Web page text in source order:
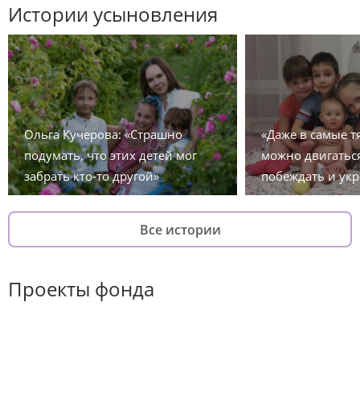
Истории усыновления
Ольга Кучерова: «Страшно
подумать, что этих детей мог
забрать кто-то другой»
«Даже в самые
можно
побеждать и
Все истории
Проекты фонда